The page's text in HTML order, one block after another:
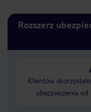
Rozszerz
Klientów
ubezpieczenia